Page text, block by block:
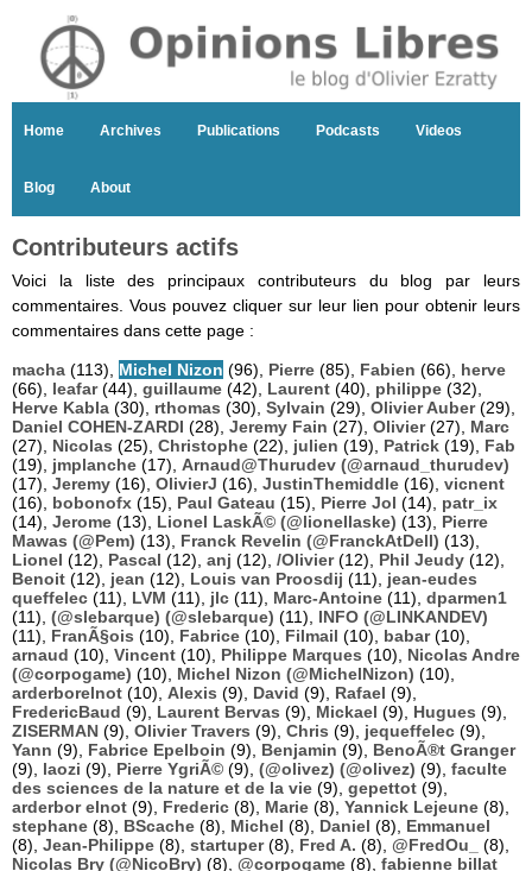
Home Archives Publications Podcasts Videos
Blog About
Contributeurs actifs
Voici la liste des principaux contributeurs du blog par leurs
commentaires. Vous pouvez cliquer sur leur lien pour obtenir leurs
commentaires dans cette page :
macha (113), Michel Nizon (96), Pierre (85), Fabien (66), herve
(66), leafar(44), guillaume (42), Laurent (40), philippe (32),
Herve Kabla (30), rthomas (30), Sylvain (29), Olivier Auber(29),
Daniel COHEN-ZARDI (28), Jeremy Fain (27), Olivier(27), Marc
(27), Nicolas (25), Christophe (22), julien (19), Patrick (19), Fab
(19), jmplanche (17), Arnaud@Thurudev (@arnaud_thurudev)
(17), Jeremy (16), OlivierJ (16), JustinThemiddle (16), vicnent
(16), bobonofx (15), Paul Gateau (15), Pierre Jol (14), patr_ix
(14), Jerome (13), Lionel LaskÃ© (@lionellaske) (13), Pierre
Mawas (@Pem) (13), Franck Revelin (@FranckAtDell) (13),
Lionel (12), Pascal (12), anj (12), /Olivier(12), Phil Jeudy (12),
Benoit (12), jean (12), Louis van Proosdij (11), jean-eudes
queffelec (11), LVM (11), jlc (11), Marc-Antoine (11), dparmen1
(11), (@slebarque) (@slebarque) (11), INFO (@LINKANDEV)
(11), FranÃ§ois (10), Fabrice (10), Filmail (10), babar(10),
arnaud (10), Vincent (10), Philippe Marques (10), Nicolas Andre
(@corpogame) (10), Michel Nizon (@MichelNizon) (10),
arderborelnot (10), Alexis (9), David (9), Rafael (9),
FredericBaud (9), Laurent Bervas (9), Mickael (9), Hugues (9),
ZISERMAN (9), Olivier Travers (9), Chris (9), jequeffelec (9),
Yann (9), Fabrice Epelboin (9), Benjamin (9), BenoÃ®t Granger
(9), laozi (9), Pierre YgriÃ© (9), (@olivez) (@olivez) (9), faculte
des sciences de la nature et de la vie (9), gepettot (9),
arderbor elnot (9), Frederic (8), Marie (8), Yannick Lejeune (8),
stephane (8), BScache (8), Michel (8), Daniel (8), Emmanuel
(8), Jean-Philippe (8), startuper(8), Fred A. (8), @FredOu_
(8),
Nicolas Bry (@NicoBry) (8), @corpogame (8), fabienne billat